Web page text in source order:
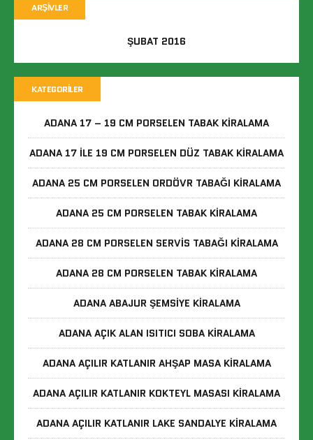
ARŞIVLER
ŞUBAT 2016
KATEGORILER
ADANA 17 – 19 CM PORSELEN TABAK KIRALAMA
ADANA 17 ILE 19 CM PORSELEN DÜZ TABAK KIRALAMA
ADANA 25 CM PORSELEN ORDÖVR TABAĞI KIRALAMA
ADANA 25 CM PORSELEN TABAK KIRALAMA
ADANA 28 CM PORSELEN SERVIS TABAĞI KIRALAMA
ADANA 28 CM PORSELEN TABAK KIRALAMA
ADANA ABAJUR ŞEMSIYE KIRALAMA
ADANA AÇIK ALAN ISITICI SOBA KIRALAMA
ADANA AÇILIR KATLANIR AHŞAP MASA KIRALAMA
ADANA AÇILIR KATLANIR KOKTEYL MASASI KIRALAMA
ADANA AÇILIR KATLANIR LAKE SANDALYE KIRALAMA